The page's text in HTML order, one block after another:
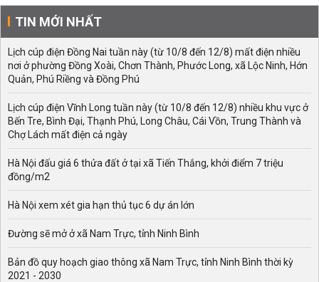
TIN MỚI NHẤT
Lịch cúp điện Đồng Nai tuần này (từ 10/8 đến 12/8) mất điện nhiều
nơi ở phường Đồng Xoài, Chơn Thành, Phước Long, xã Lộc Ninh, Hớn
Quản, Phú Riềng và Đồng Phú
Lịch cúp điện Vĩnh Long tuần này (từ 10/8 đến 12/8) nhiều khu vực ở
Bến Tre, Bình Đại, Thạnh Phú, Long Châu, Cái Vồn, Trung Thành và
Chợ Lách mất điện cả ngày
Hà Nội đấu giá 6 thửa đất ở tại xã Tiến Thắng, khởi điểm 7 triệu
đồng/m2
Hà Nội xem xét gia hạn thủ tục 6 dự án lớn
Đường sẽ mở ở xã Nam Trực, tỉnh Ninh Bình
Bản đồ quy hoạch giao thông xã Nam Trực, tỉnh Ninh Bình thời kỳ
2021 - 2030